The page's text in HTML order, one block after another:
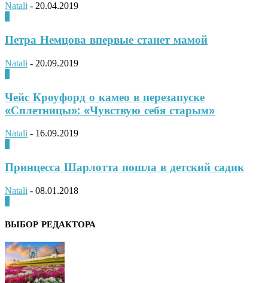
Natali - 20.04.2019
Петра Немцова впервые станет мамой
Natali - 20.09.2019
Чейс Кроуфорд о камео в перезапуске
«Сплетницы»: «Чувствую себя старым»
Natali - 16.09.2019
Принцесса Шарлотта пошла в детский садик
Natali - 08.01.2018
ВЫБОР РЕДАКТОРА